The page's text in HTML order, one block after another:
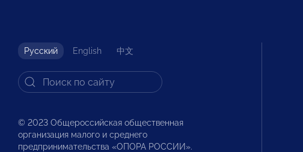
Русский English 中文
© 2023 Общероссийская общественная
организация малого и среднего
предпринимательства «ОПОРА РОССИИ».